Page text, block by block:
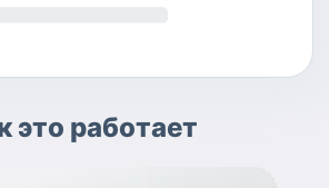
это работает